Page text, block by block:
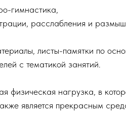
гимнастика,
расслабления и
листы-памятки по
с тематикой занятий.
физическая нагрузка, в
является прекрасным